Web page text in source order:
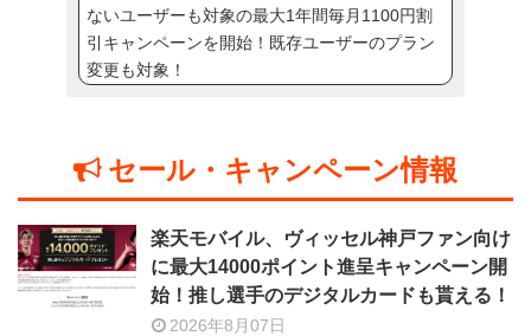
ないユーザーも対象の最大1年間毎月1100円割
引キャンペーンを開始！既存ユーザーのプラン
変更も対象！
セール・キャンペーン情報
楽天モバイル、ヴィッセル神戸ファン向け
に最大14000ポイント進呈キャンペーン開
始！推し選手のデジタルカードも貰える！
2026年8月07日